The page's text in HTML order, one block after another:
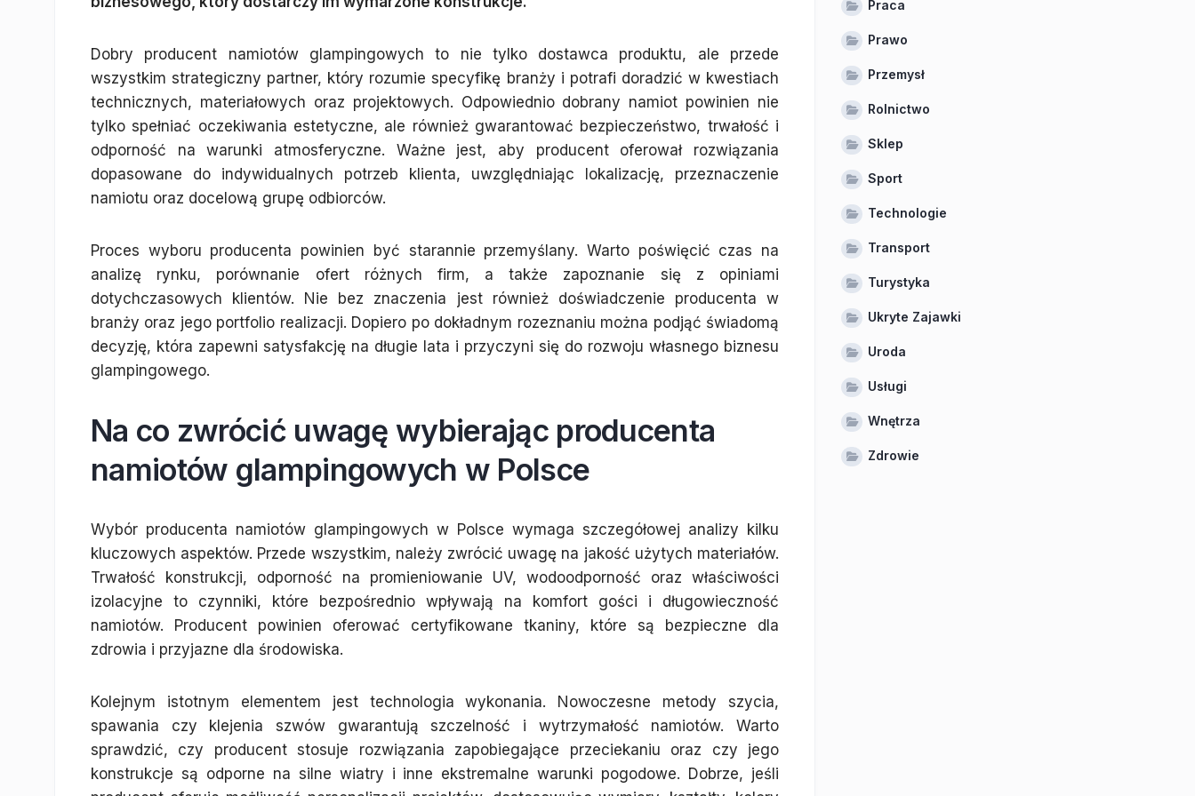
Dobry producent namiotów glampingowych to nie tylko dostawca produktu, ale przede
wszystkim strategiczny partner, który rozumie specyfikę branży i potrafi doradzić w kwestiach
technicznych, materiałowych oraz projektowych. Odpowiednio dobrany namiot powinien nie
tylko spełniać oczekiwania estetyczne, ale również gwarantować bezpieczeństwo, trwałość i
odporność na warunki atmosferyczne. Ważne jest, aby producent oferował rozwiązania
dopasowane do indywidualnych potrzeb klienta, uwzględniając lokalizację, przeznaczenie
namiotu oraz docelową grupę odbiorców.
Proces wyboru producenta powinien być starannie przemyślany. Warto poświęcić czas na
analizę rynku, porównanie ofert różnych firm, a także zapoznanie się z opiniami
dotychczasowych klientów. Nie bez znaczenia jest również doświadczenie producenta w
branży oraz jego portfolio realizacji. Dopiero po dokładnym rozeznaniu można podjąć świadomą
decyzję, która zapewni satysfakcję na długie lata i przyczyni się do rozwoju własnego biznesu
glampingowego.
Na co zwrócić uwagę wybierając producenta
namiotów glampingowych w Polsce
Wybór producenta namiotów glampingowych w Polsce wymaga szczegółowej analizy kilku
kluczowych aspektów. Przede wszystkim, należy zwrócić uwagę na jakość użytych materiałów.
Trwałość konstrukcji, odporność na promieniowanie UV, wodoodporność oraz właściwości
izolacyjne to czynniki, które bezpośrednio wpływają na komfort gości i długowieczność
namiotów. Producent powinien oferować certyfikowane tkaniny, które są bezpieczne dla
zdrowia i przyjazne dla środowiska.
Kolejnym istotnym elementem jest technologia wykonania. Nowoczesne metody szycia,
spawania czy klejenia szwów gwarantują szczelność i wytrzymałość namiotów. Warto
sprawdzić, czy producent stosuje rozwiązania zapobiegające przeciekaniu oraz czy jego
konstrukcje są odporne na silne wiatry i inne ekstremalne warunki pogodowe. Dobrze, jeśli
Praca
Prawo
Przemysł
Rolnictwo
Sklep
Sport
Technologie
Transport
Turystyka
Ukryte Zajawki
Uroda
Usługi
Wnętrza
Zdrowie